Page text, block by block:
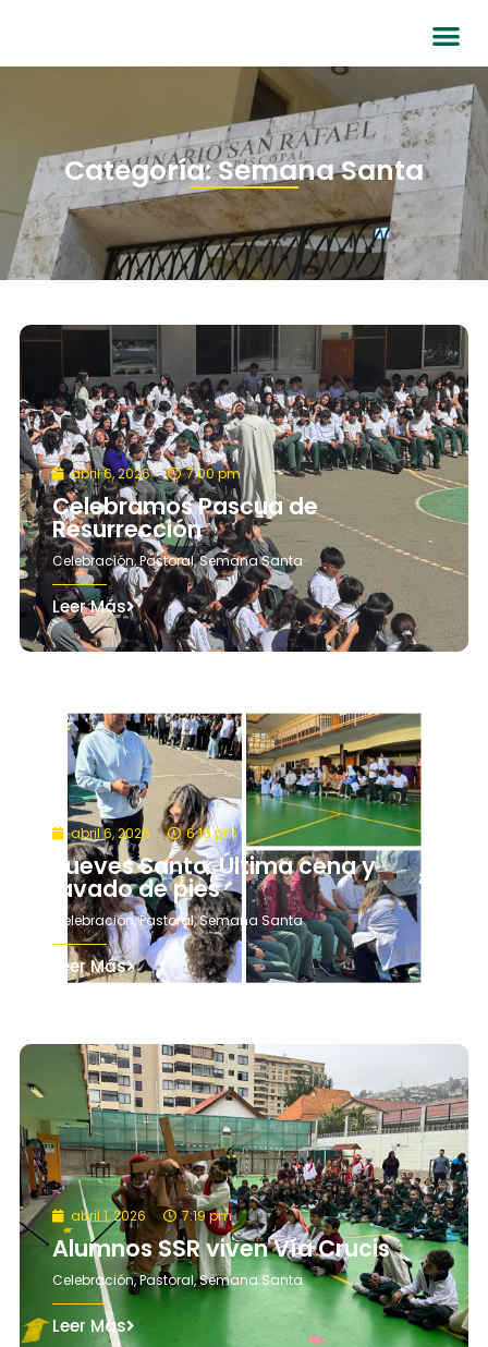
Categoría: Semana Santa
abril 6, 2026 7:00 pm
Celebramos Pascua de
Resurrección
Celebración,Pastoral,Semana Santa
Leer Más
abril 6, 2026 6:16 pm
Jueves Santo: Última cena y
lavado de pies
Celebración,Pastoral,Semana Santa
Leer Más
abril 1, 2026 7:19 pm
Alumnos SSR viven Vía Crucis
Celebración,Pastoral,Semana Santa
Leer Más